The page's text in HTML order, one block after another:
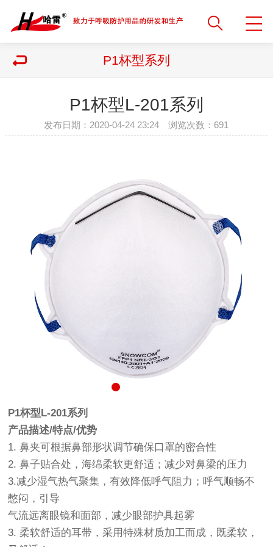
P1杯型系列
P1杯型L-201系列
发布日期：2020-04-24 23:24 浏览次数： 691
P1杯型L-201系列
产品描述/特点/优势
1. 鼻夹可根据鼻部形状调节确保口罩的密合性
2. 鼻子贴合处，海绵柔软更舒适；减少对鼻梁的压力
3.减少湿气热气聚集，有效降低呼气阻力；呼气顺畅不
憋闷，引导
气流远离眼镜和面部，减少眼部护具起雾
3. 柔软舒适的耳带，采用特殊材质加工而成，既柔软，